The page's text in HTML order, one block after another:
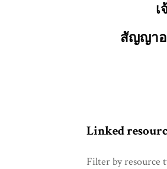
สัญญา
Linked
Filter by resource